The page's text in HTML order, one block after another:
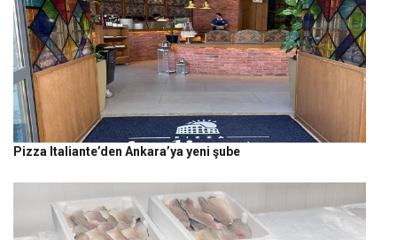
Pizza Italiante’den Ankara’ya yeni şube